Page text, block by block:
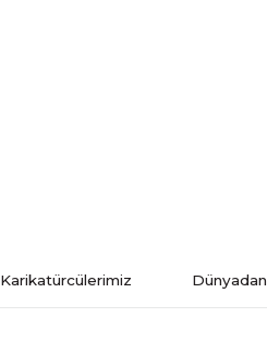
Karikatürcülerimiz Dünyadan